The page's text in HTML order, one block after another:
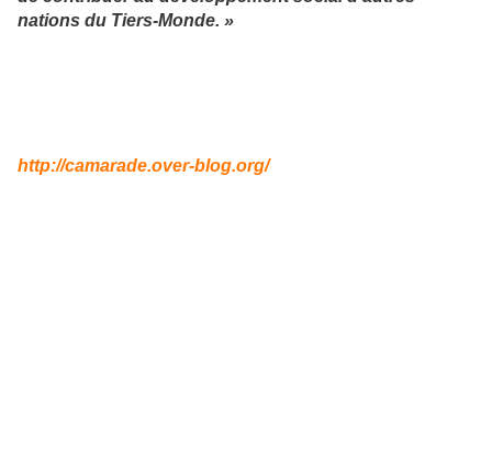
nations du Tiers-Monde. »
http://camarade.over-blog.org/